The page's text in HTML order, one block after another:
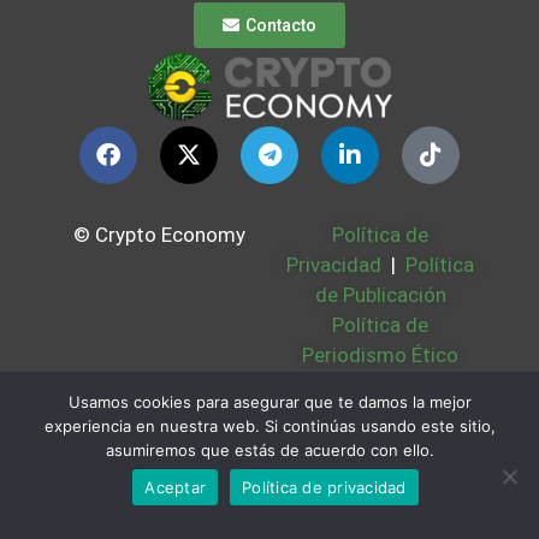
Contacto
© Crypto Economy
Política de
Privacidad | Política
de Publicación
Política de
Periodismo Ético
Bases Legales |
Partners | Sobre
Nosotros
Usamos cookies para asegurar que te damos la mejor
experiencia en nuestra web. Si continúas usando este sitio,
asumiremos que estás de acuerdo con ello.
Aceptar
Política de privacidad